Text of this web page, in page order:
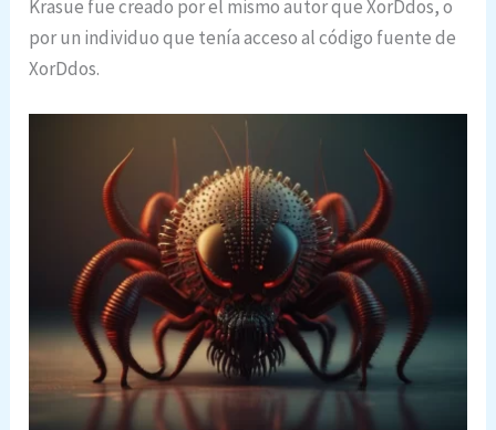
Krasue fue creado por el mismo autor que XorDdos, o
por un individuo que tenía acceso al código fuente de
XorDdos.